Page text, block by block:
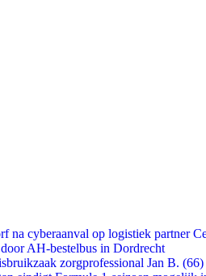
na cyberaanval op logistiek partner
AH-bestelbus in Dordrecht
zorgprofessional Jan B. (66)